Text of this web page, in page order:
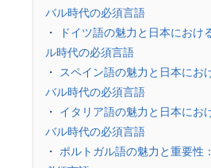
バル時代の必須言語
・
ドイツ語の魅力と日本におけ
ル時代の必須言語
・
スペイン語の魅力と日本にお
バル時代の必須言語
・
イタリア語の魅力と日本にお
バル時代の必須言語
・
ポルトガル語の魅力と重要性